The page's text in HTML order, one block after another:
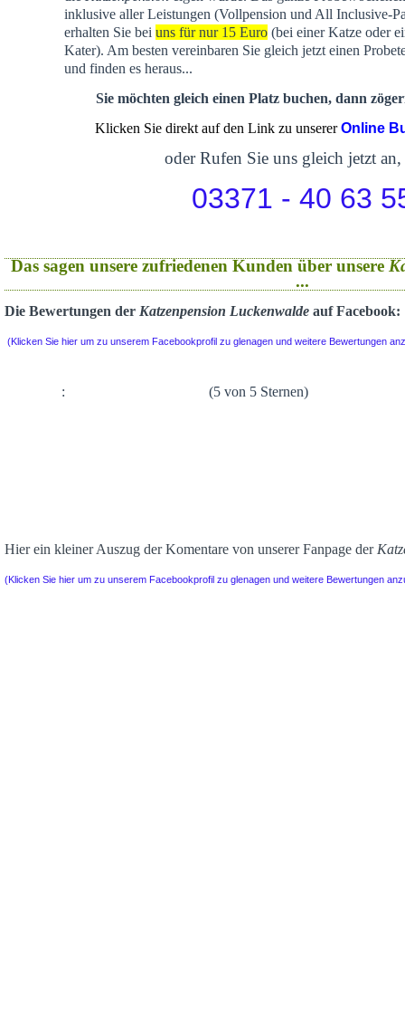
inklusive aller Leistungen (Vollpension und All Inclusive-
erhalten Sie bei uns für nur 15 Euro(bei einer Katze oder
Kater). Am besten vereinbaren Sie gleich jetzt einen
und finden es heraus...
Sie möchten gleich einen Platz buchen, dann
Klicken Sie direkt auf den Link zu unsererOnline
oder Rufen Sie uns gleich jetzt an,
03371 - 40 63
Das sagen unsere zufriedenen Kunden über unsere
...
Die Bewertungen der Katzenpension Luckenwalde auf Facebook:
(Klicken Sie hier um zu unserem Facebookprofil zu glenagen und weitere Bewertungen
: (5 von 5 Sternen)
Hier ein kleiner Auszug der Komentare von unserer Fanpage der
(Klicken Sie hier um zu unserem Facebookprofil zu glenagen und weitere Bewertungen